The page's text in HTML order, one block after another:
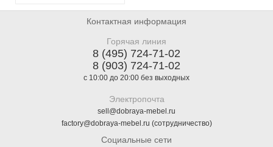
Контактная информация
Горячая линия
8 (495) 724-71-02
8 (903) 724-71-02
с 10:00 до 20:00 без выходных
Электропочта
sell@dobraya-mebel.ru
factory@dobraya-mebel.ru (сотрудничество)
Социальные сети